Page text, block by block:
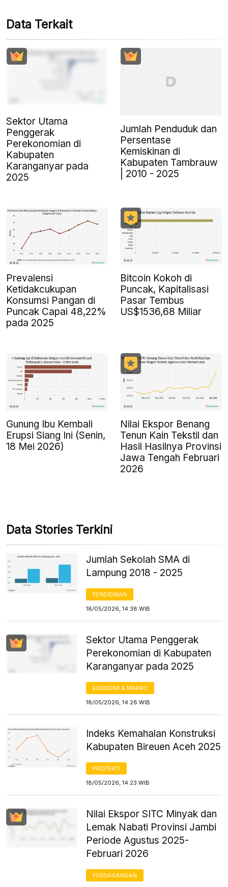
Data Terkait
Sektor Utama
Penggerak
Perekonomian di
Kabupaten
Karanganyar pada
2025
Jumlah Penduduk dan
Persentase
Kemiskinan di
Kabupaten Tambrauw
| 2010 - 2025
Prevalensi
Ketidakcukupan
Konsumsi Pangan di
Puncak Capai 48,22%
pada 2025
Bitcoin Kokoh di
Puncak, Kapitalisasi
Pasar Tembus
US$1536,68 Miliar
Gunung Ibu Kembali
Erupsi Siang Ini (Senin,
18 Mei 2026)
Nilai Ekspor Benang
Tenun Kain Tekstil dan
Hasil Hasilnya Provinsi
Jawa Tengah Februari
2026
Data Stories Terkini
Jumlah Sekolah SMA di
Lampung 2018 - 2025
PENDIDIKAN
18/05/2026, 14:38 WIB
Sektor Utama Penggerak
Perekonomian di Kabupaten
Karanganyar pada 2025
EKONOMI & MAKRO
18/05/2026, 14:28 WIB
Indeks Kemahalan Konstruksi
Kabupaten Bireuen Aceh 2025
PROPERTI
18/05/2026, 14:23 WIB
Nilai Ekspor SITC Minyak dan
Lemak Nabati Provinsi Jambi
Periode Agustus 2025-
Februari 2026
PERDAGANGAN